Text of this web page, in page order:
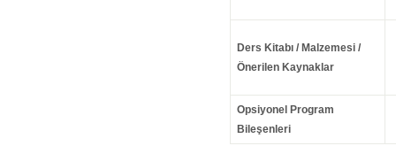
Ders Kitabı / Malzemesi /
Önerilen Kaynaklar
Opsiyonel Program
Bileşenleri